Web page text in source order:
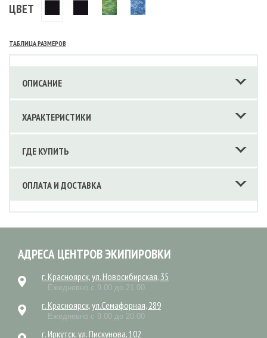
ЦВЕТ
ТАБЛИЦА РАЗМЕРОВ
ОПИСАНИЕ
ХАРАКТЕРИСТИКИ
ГДЕ КУПИТЬ
ОПЛАТА И ДОСТАВКА
АДРЕСА ЦЕНТРОВ ЭКИПИРОВКИ
г. Красноярск, ул. Новосибирская, 35
Ежедневно с 9.00 до 21.00
г. Красноярск, ул.Семафорная, 289
Ежедневно с 9.00 до 20.00
г. Иркутск, ул. Пискунова, 102